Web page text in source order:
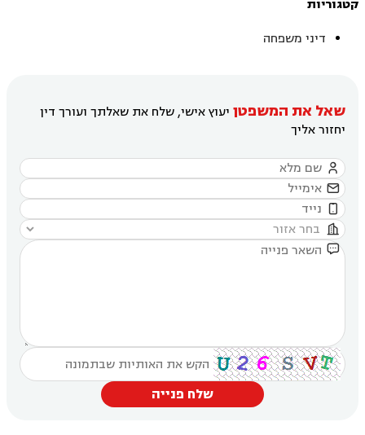
קטגוריות
דיני משפחה
שאל את המשפטן יעוץ אישי, שלח את שאלתך ועורך דין
יחזור אליך





שלח פנייה